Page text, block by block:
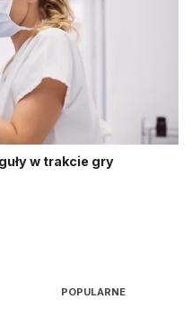
w trakcie gry
POPULARNE